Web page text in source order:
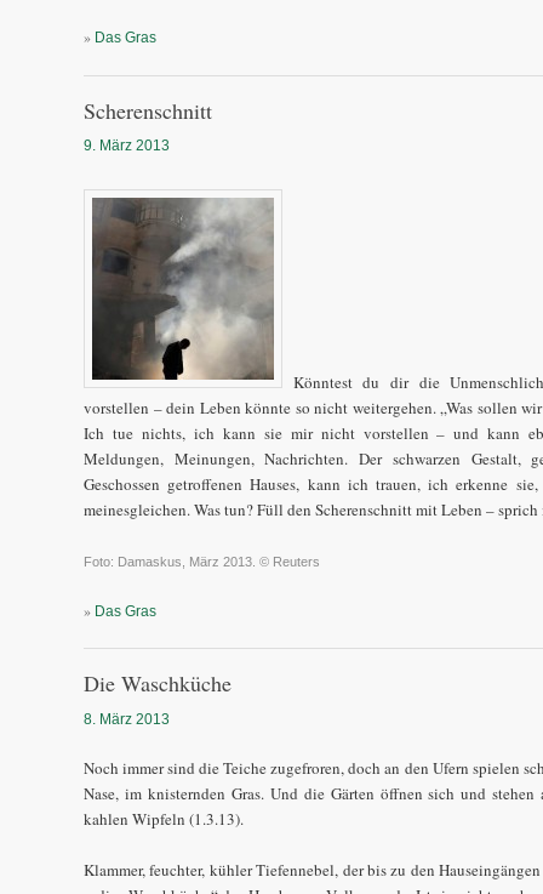
» Das Gras
Scherenschnitt
9. März 2013
Könntest du dir die
vorstellen – dein Leben könnte so nicht weitergehen. „Was sollen
Ich tue nichts, ich kann sie mir nicht vorstellen – und kann
Meldungen, Meinungen, Nachrichten. Der schwarzen Gestalt,
Geschossen getroffenen Hauses, kann ich trauen, ich erkenne
meinesgleichen. Was tun? Füll den Scherenschnitt mit Leben –
Foto: Damaskus, März 2013. © Reuters
» Das Gras
Die Waschküche
8. März 2013
Noch immer sind die Teiche zugefroren, doch an den Ufern spielen
Nase, im knisternden Gras. Und die Gärten öffnen sich und
kahlen Wipfeln (1.3.13).
Klammer, feuchter, kühler Tiefennebel, der bis zu den